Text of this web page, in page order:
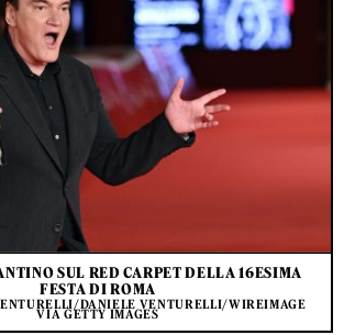
SUL RED CARPET DELLA 16ESIMA
FESTA DI ROMA
DANIELE VENTURELLI/WIREIMAGE
VIA GETTY IMAGES